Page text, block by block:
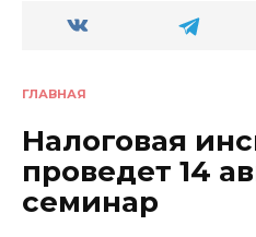
ГЛАВНАЯ
Налоговая
проведет 14
семинар